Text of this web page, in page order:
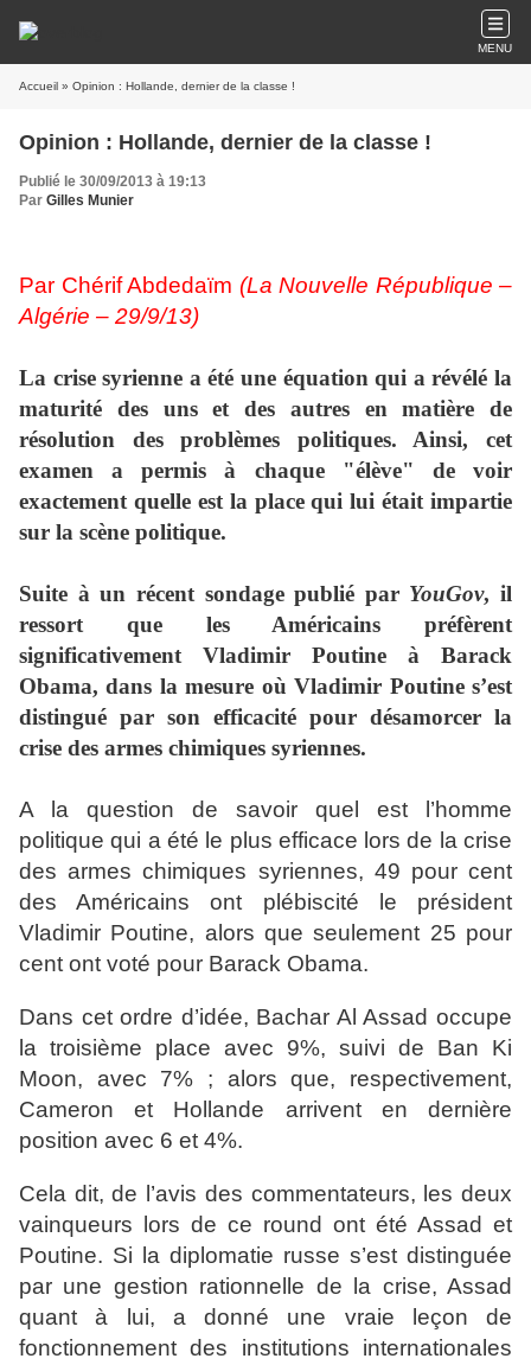
MENU
Accueil » Opinion : Hollande, dernier de la classe !
Opinion : Hollande, dernier de la classe !
Publié le 30/09/2013 à 19:13
Par Gilles Munier
Par Chérif Abdedaïm (La Nouvelle République –
Algérie – 29/9/13)
La crise syrienne a été une équation qui a révélé la
maturité des uns et des autres en matière de
résolution des problèmes politiques. Ainsi, cet
examen a permis à chaque "élève" de voir
exactement quelle est la place qui lui était impartie
sur la scène politique.
Suite à un récent sondage publié par YouGov, il
ressort que les Américains préfèrent
significativement Vladimir Poutine à Barack
Obama, dans la mesure où Vladimir Poutine s’est
distingué par son efficacité pour désamorcer la
crise des armes chimiques syriennes.
A la question de savoir quel est l’homme
politique qui a été le plus efficace lors de la crise
des armes chimiques syriennes, 49 pour cent
des Américains ont plébiscité le président
Vladimir Poutine, alors que seulement 25 pour
cent ont voté pour Barack Obama.
Dans cet ordre d’idée, Bachar Al Assad occupe
la troisième place avec 9%, suivi de Ban Ki
Moon, avec 7% ; alors que, respectivement,
Cameron et Hollande arrivent en dernière
position avec 6 et 4%.
Cela dit, de l’avis des commentateurs, les deux
vainqueurs lors de ce round ont été Assad et
Poutine. Si la diplomatie russe s’est distinguée
par une gestion rationnelle de la crise, Assad
quant à lui, a donné une vraie leçon de
fonctionnement des institutions internationales